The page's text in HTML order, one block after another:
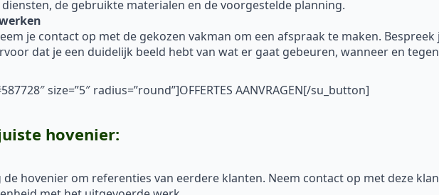
de gebruikte materialen en de voorgestelde planning.
je contact op met de gekozen vakman om een afspraak te maken. Bespreek
dat je een duidelijk beeld hebt van wat er gaat gebeuren, wanneer en
size=”5″ radius=”round”]OFFERTES AANVRAGEN[/su_button]
hovenier:
de hovenier om referenties van eerdere klanten. Neem contact op met deze